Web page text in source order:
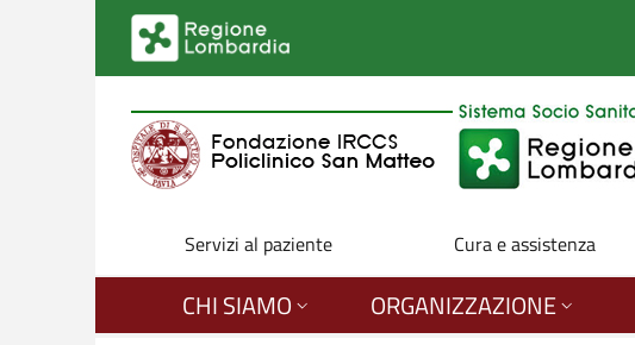
Salta al contenuto principale
Servizi al paziente Cura e assistenza
CHI SIAMO ORGANIZZAZIONE